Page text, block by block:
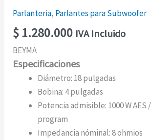
Parlanteria, Parlantes para Subwoofer
$ 1.280.000 IVA Incluido
BEYMA
Especificaciones
Diámetro: 18 pulgadas
Bobina: 4 pulgadas
Potencia admisible: 1000 W AES
program
Impedancia nóminal: 8 ohmios